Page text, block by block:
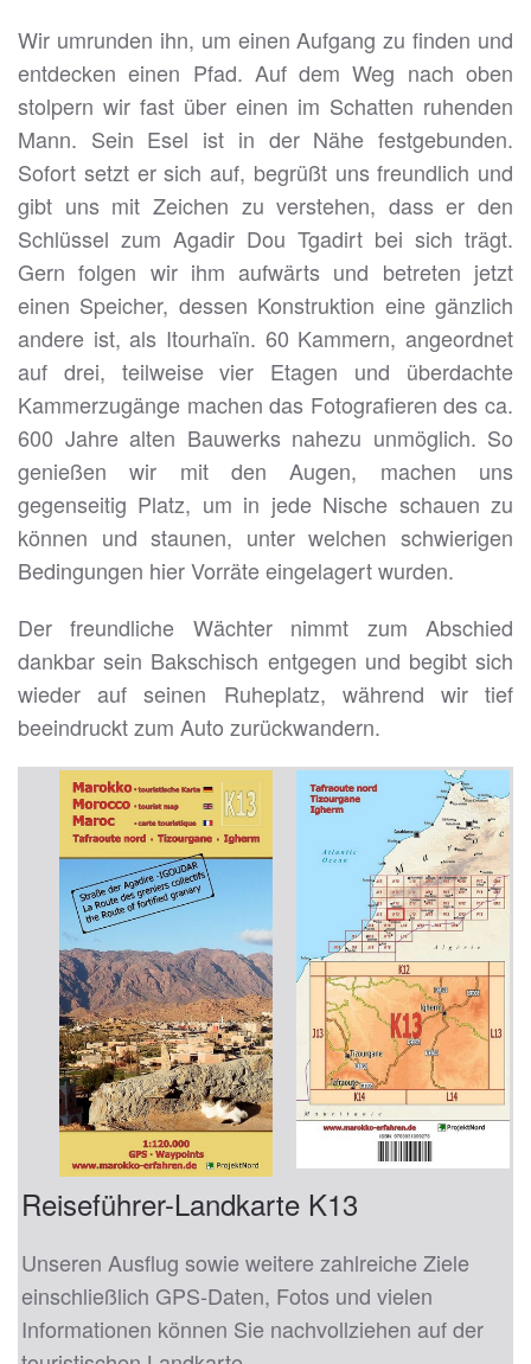
Wir umrunden ihn, um einen Aufgang zu finden und
entdecken einen Pfad. Auf dem Weg nach oben
stolpern wir fast über einen im Schatten ruhenden
Mann. Sein Esel ist in der Nähe festgebunden.
Sofort setzt er sich auf, begrüßt uns freundlich und
gibt uns mit Zeichen zu verstehen, dass er den
Schlüssel zum Agadir Dou Tgadirt bei sich trägt.
Gern folgen wir ihm aufwärts und betreten jetzt
einen Speicher, dessen Konstruktion eine gänzlich
andere ist, als Itourhaïn. 60 Kammern, angeordnet
auf drei, teilweise vier Etagen und überdachte
Kammerzugänge machen das Fotografieren des ca.
600 Jahre alten Bauwerks nahezu unmöglich. So
genießen wir mit den Augen, machen uns
gegenseitig Platz, um in jede Nische schauen zu
können und staunen, unter welchen schwierigen
Bedingungen hier Vorräte eingelagert wurden.
Der freundliche Wächter nimmt zum Abschied
dankbar sein Bakschisch entgegen und begibt sich
wieder auf seinen Ruheplatz, während wir tief
beeindruckt zum Auto zurückwandern.
Reiseführer-Landkarte K13
Unseren Ausflug sowie weitere zahlreiche Ziele
einschließlich GPS-Daten, Fotos und vielen
Informationen können Sie nachvollziehen auf der